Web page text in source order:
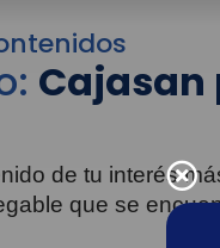
Cajasan
de tu interés
que se